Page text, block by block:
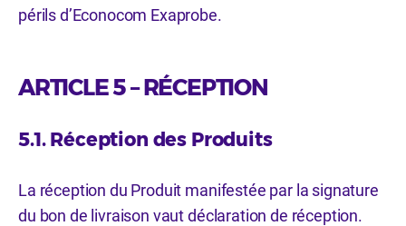
périls d’Econocom Exaprobe.
ARTICLE 5 – RÉCEPTION
5.1. Réception des Produits
La réception du Produit manifestée par la signature
du bon de livraison vaut déclaration de réception.